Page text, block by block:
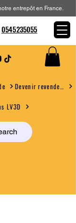
LV3D
entrepôt en France.
0545235055